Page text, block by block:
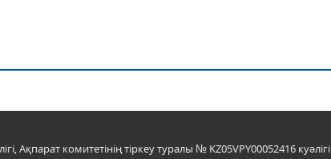
комитетінің тіркеу туралы № KZ05VPY00052416 куәлігі